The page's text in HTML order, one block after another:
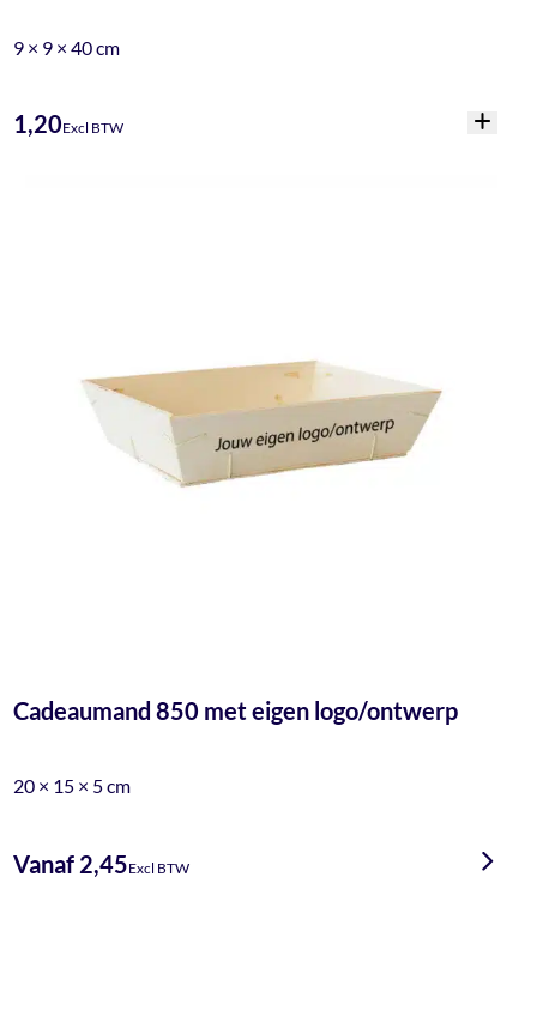
9 × 9 × 40 cm
1,20Excl BTW
Cadeaumand 850 met eigen logo/ontwerp
20 × 15 × 5 cm
Vanaf 2,45Excl BTW